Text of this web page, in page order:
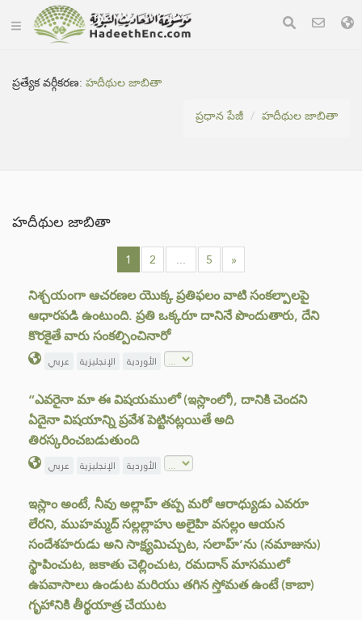
ప్రత్యేక వర్గీకరణ:హదీథుల జాబితా
ప్రధాన పేజీ
హదీథుల జాబితా
హదీథుల జాబితా
1 2 ... 5 »
నిశ్చయంగా ఆచరణల యొక్క ప్రతిఫలం వాటి సంకల్పాలపై
ఆధారపడి ఉంటుంది. ప్రతి ఒక్కరూ దానినే పొందుతారు, దేని
కొరకైతే వారు సంకల్పించినారో
عربي الإنجليزية الأوردية
“ఎవరైనా మా ఈ విషయములో (ఇస్లాంలో), దానికి చెందని
ఏదైనా విషయాన్ని ప్రవేశ పెట్టినట్లయితే అది
తిరస్కరించబడుతుంది
عربي الإنجليزية الأوردية
ఇస్లాం అంటే, నీవు అల్లాహ్ తప్ప మరో ఆరాధ్యుడు ఎవరూ
లేరని, ముహమ్మద్ సల్లల్లాహు అలైహి వసల్లం ఆయన
సందేశహరుడు అని సాక్ష్యమిచ్చుట, సలాహ్’ను (నమాజును)
స్థాపించుట, జకాతు చెల్లించుట, రమదాన్ మాసములో
ఉపవాసాలు ఉండుట మరియు తగిన స్తోమత ఉంటే (కాబా)
గృహానికి తీర్థయాత్ర చేయుట